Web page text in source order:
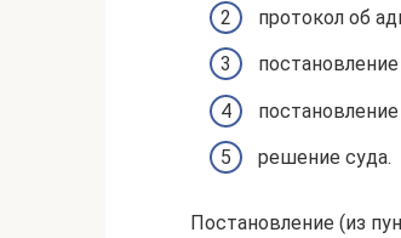
протокол об
решение суда.
Постановление (из